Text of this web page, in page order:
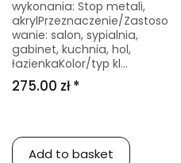
wykonania: Stop metali,
akrylPrzeznaczenie/Zastoso
wanie: salon, sypialnia,
gabinet, kuchnia, hol,
łazienkaKolor/typ kl...
275.00 zł *
Add to basket